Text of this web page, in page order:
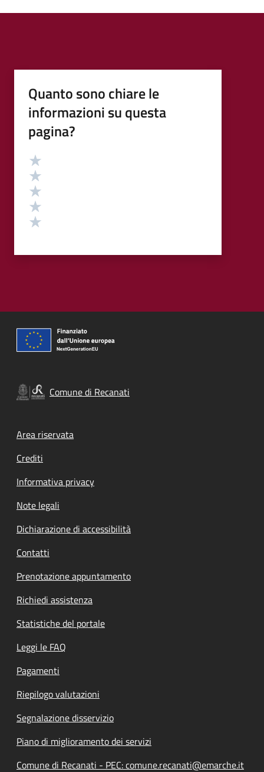
Quanto sono chiare le
informazioni su questa
pagina?
Valutazione
Comune di Recanati
Footer menu
Area riservata
Crediti
Informativa privacy
Note legali
Dichiarazione di accessibilità
Contatti
Prenotazione appuntamento
Richiedi assistenza
Statistiche del portale
Leggi le FAQ
Pagamenti
Riepilogo valutazioni
Segnalazione disservizio
Piano di miglioramento dei servizi
Comune di Recanati - PEC: comune.recanati@emarche.it